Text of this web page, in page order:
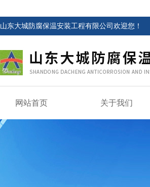
山东大城防腐保温安装工程有限公司欢迎您！
网站首页 关于我们